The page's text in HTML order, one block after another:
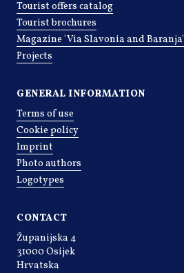
Tourist offers catalog
Tourist brochures
Magazine 'Via Slavonia and Baranja'
Projects
GENERAL INFORMATION
Terms of use
Cookie policy
Imprint
Photo authors
Logotypes
CONTACT
Županijska 4
31000 Osijek
Hrvatska